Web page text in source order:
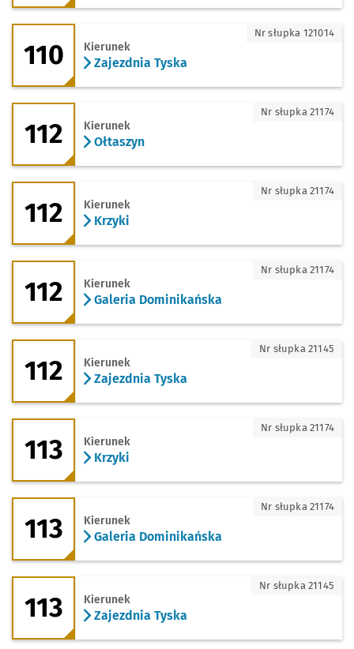
110 - kierunek Zajezdnia Tyska
110 Kierunek
Zajezdnia Tyska
Nr słupka 121014
112 - kierunek Ołtaszyn
112 Kierunek
Ołtaszyn
Nr słupka 21174
112 - kierunek Krzyki
112 Kierunek
Krzyki
Nr słupka 21174
112 - kierunek Galeria Dominikańska
112 Kierunek
Galeria Dominikańska
Nr słupka 21174
112 - kierunek Zajezdnia Tyska
112 Kierunek
Zajezdnia Tyska
Nr słupka 21145
113 - kierunek Krzyki
113 Kierunek
Krzyki
Nr słupka 21174
113 - kierunek Galeria Dominikańska
113 Kierunek
Galeria Dominikańska
Nr słupka 21174
113 - kierunek Zajezdnia Tyska
113 Kierunek
Zajezdnia Tyska
Nr słupka 21145